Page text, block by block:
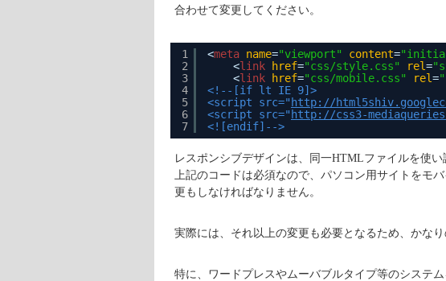
合わせて変更してください。
1
2
3
4
5
6
7
<meta name="viewport" content=
<link href="css/style.css" rel=
<link href="css/mobile.css" rel=
<!--[if lt IE 9]>
<script src=" http://
<script src=" http://css3-
<![endif]-->
レスポンシブデザインは、同一HTMLファイルを使い
上記のコードは必須なので、パソコン用サイトをモ
更もしなければなりません。
実際には、それ以上の変更も必要となるため、かな
特に、ワードプレスやムーバブルタイプ等のシステ